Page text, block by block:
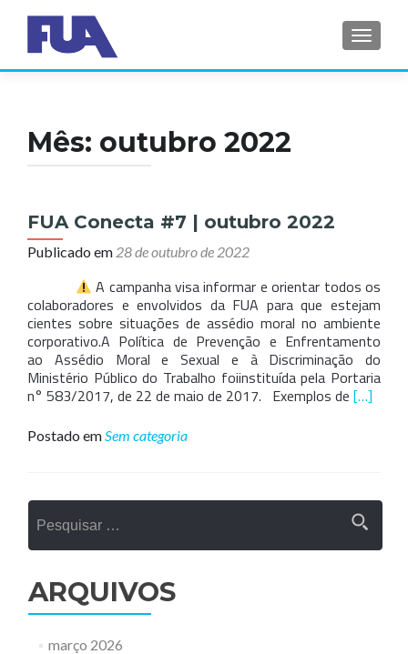
Mês: outubro 2022
FUA Conecta #7 | outubro 2022
Publicado em 28 de outubro de 2022
A campanha visa informar e orientar todos os
colaboradores e envolvidos da FUA para que estejam
cientes sobre situações de assédio moral no ambiente
corporativo.A Política de Prevenção e Enfrentamento
ao Assédio Moral e Sexual e à Discriminação do
Ministério Público do Trabalho foiinstituída pela Portaria
n° 583/2017, de 22 de maio de 2017. Exemplos de Leia
outubro
2022
[…]
Postado emSem categoria
por:
ARQUIVOS
março 2026